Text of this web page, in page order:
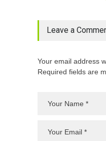
Leave a
Your email address
Required fields are